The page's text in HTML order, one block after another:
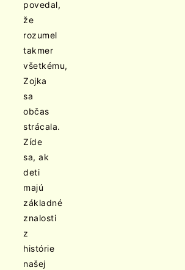
povedal,
že
rozumel
takmer
všetkému,
Zojka
sa
občas
strácala.
Zíde
sa, ak
deti
majú
základné
znalosti
z
histórie
našej